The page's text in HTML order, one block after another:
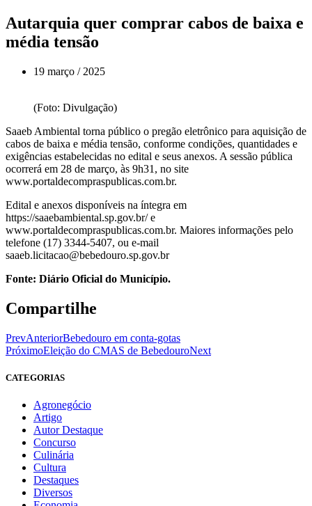
Autarquia quer comprar cabos de baixa e
média tensão
19 março / 2025
(Foto: Divulgação)
Saaeb Ambiental torna público o pregão eletrônico para aquisição de
cabos de baixa e média tensão, conforme condições, quantidades e
exigências estabelecidas no edital e seus anexos. A sessão pública
ocorrerá em 28 de março, às 9h31, no site
www.portaldecompraspublicas.com.br.
Edital e anexos disponíveis na íntegra em
https://saaebambiental.sp.gov.br/ e
www.portaldecompraspublicas.com.br. Maiores informações pelo
telefone (17) 3344-5407, ou e-mail
saaeb.licitacao@bebedouro.sp.gov.br
Fonte: Diário Oficial do Município.
Compartilhe
PrevAnteriorBebedouro em conta-gotas
PróximoEleição do CMAS de BebedouroNext
CATEGORIAS
Agronegócio
Artigo
Autor Destaque
Concurso
Culinária
Cultura
Destaques
Diversos